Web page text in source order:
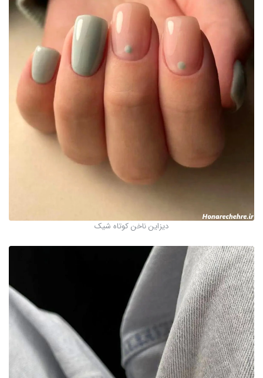
دیزاین ناخن کوتاه شیک